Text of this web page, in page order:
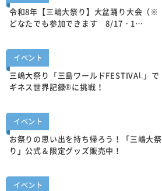
令和8年【三嶋大祭り】大盆踊り大会（※
どなたでも参加できます 8/17・1…
イベント
三嶋大祭り「三島ワールドFESTIVAL」で
ギネス世界記録®に挑戦！
イベント
お祭りの思い出を持ち帰ろう！「三嶋大祭
り」公式＆限定グッズ販売中！
イベント